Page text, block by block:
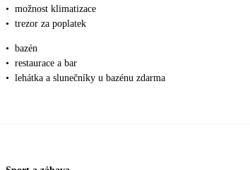
• možnost klimatizace
• trezor za poplatek
• bazén
• restaurace a bar
• lehátka a slunečníky u bazénu zdarma